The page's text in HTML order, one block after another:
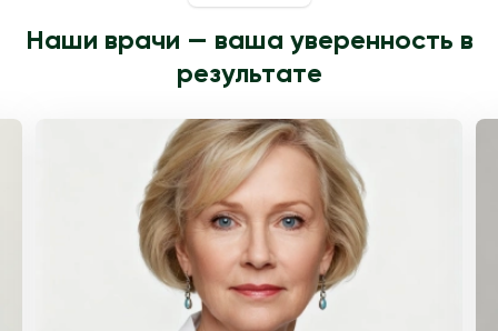
Наши врачи — ваша уверенность в
результате